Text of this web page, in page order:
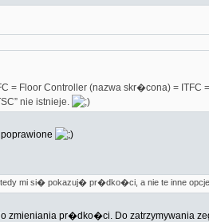
= Floor Controller (nazwa skr�cona) =
nie istnieje.
mi si� pokazuj� pr�dko�ci, a nie te inne
pr�dko�ci. Do zatrzymywania